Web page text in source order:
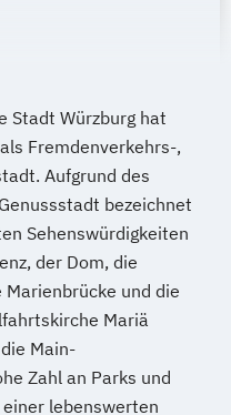
Stadt Würzburg hat
Fremdenverkehrs-,
Aufgrund des
bezeichnet
Sehenswürdigkeiten
der Dom, die
und die
Mariä
Main-
Zahl an Parks und
einer lebenswerten